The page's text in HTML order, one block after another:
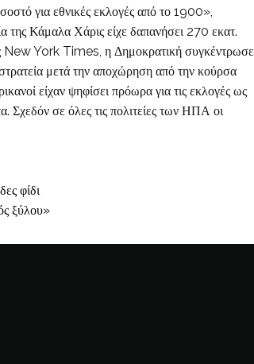
για εθνικές εκλογές από το 1900»,
της Κάμαλα Χάρις είχε δαπανήσει 270 εκατ.
New York Times, η Δημοκρατική συγκέντρωσε
μετά την αποχώρηση από την κούρσα
είχαν ψηφίσει πρόωρα για τις εκλογές ως
Σχεδόν σε όλες τις πολιτείες των ΗΠΑ οι
φίδι
ξύλου»